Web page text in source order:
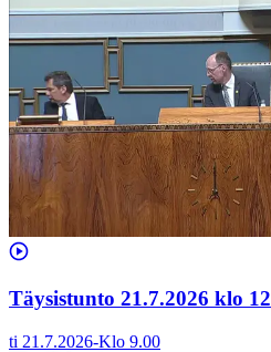
Täysistunto 21.7.2026 klo 12
ti 21.7.2026-Klo 9.00